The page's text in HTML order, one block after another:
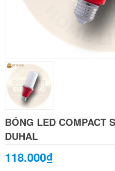
BÓNG LED COMPACT
DUHAL
118.000₫